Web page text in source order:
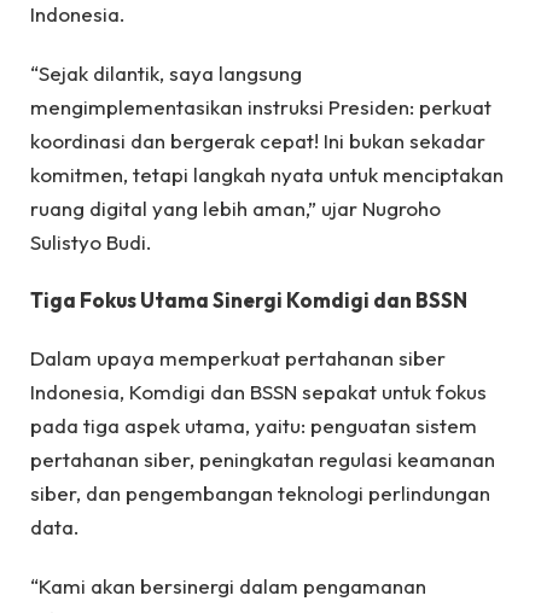
Indonesia.
“Sejak dilantik, saya langsung
mengimplementasikan instruksi Presiden: perkuat
koordinasi dan bergerak cepat! Ini bukan sekadar
komitmen, tetapi langkah nyata untuk menciptakan
ruang digital yang lebih aman,” ujar Nugroho
Sulistyo Budi.
Tiga Fokus Utama Sinergi Komdigi dan BSSN
Dalam upaya memperkuat pertahanan siber
Indonesia, Komdigi dan BSSN sepakat untuk fokus
pada tiga aspek utama, yaitu: penguatan sistem
pertahanan siber, peningkatan regulasi keamanan
siber, dan pengembangan teknologi perlindungan
data.
“Kami akan bersinergi dalam pengamanan